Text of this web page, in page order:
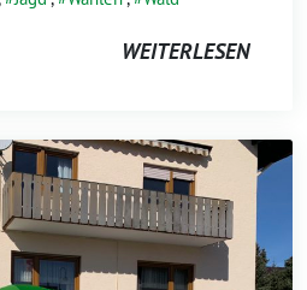
WEITERLESEN